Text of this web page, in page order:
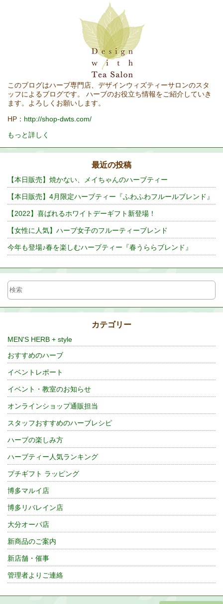
このブログはハーブ専門店、デザインウィズティーサロンのスタ
ッフによるブログです。 ハーブのお役立ち情報をご紹介していき
ます。よろしくお願いします。
HP： http://shop-dwts.com/
もっと詳しく
最近の投稿
【本日販売】焼かない、メイちゃんのハーブティー
【本日販売】4月限定ハーブティー『ふわふわフルールブレンド』
【2022】喜ばれるホワイトデーギフト新登場！
【女性に人気】ハーブ女子のフルーティーブレンド
今年も登場♪春を楽しむハーブティー『春うららブレンド』
カテゴリー
MEN'S HERB + style
おすすめのハーブ
イベントレポート
イベント・教室のお知らせ
オンラインショップ通販担当
スタッフおすすめのハーブレシピ
ハーブの楽しみ方
ハーブティー人気ランキング
プチギフト ラッピング
博多マルイ店
博多リバレイン店
大分オーパ店
新商品のご案内
新店舗・催事
管理者よりご連絡